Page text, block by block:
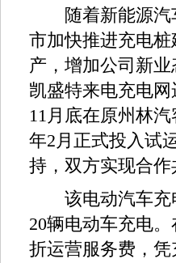
随着新能源汽
市加快推进充电
产，增加公司新
凯盛特来电充电
11月底在原州林
年2月正式投入试
持，双方实现合作
该电动汽车充电
20辆电动车充电
折运营服务费，